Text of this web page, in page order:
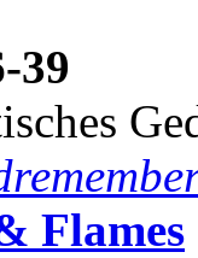
39
Flames